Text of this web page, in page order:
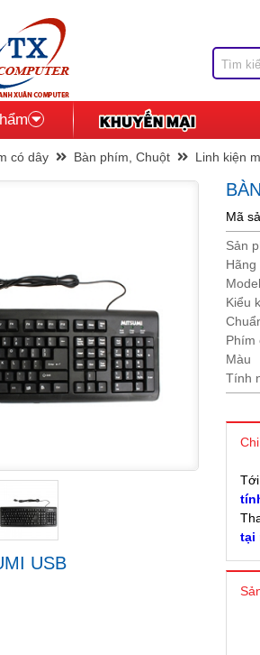
có dây Bàn phím, Chuột Linh kiện
USB
Mã
Sản
Hãng
Model
Kiểu
Phím
Màu
Tính
tại